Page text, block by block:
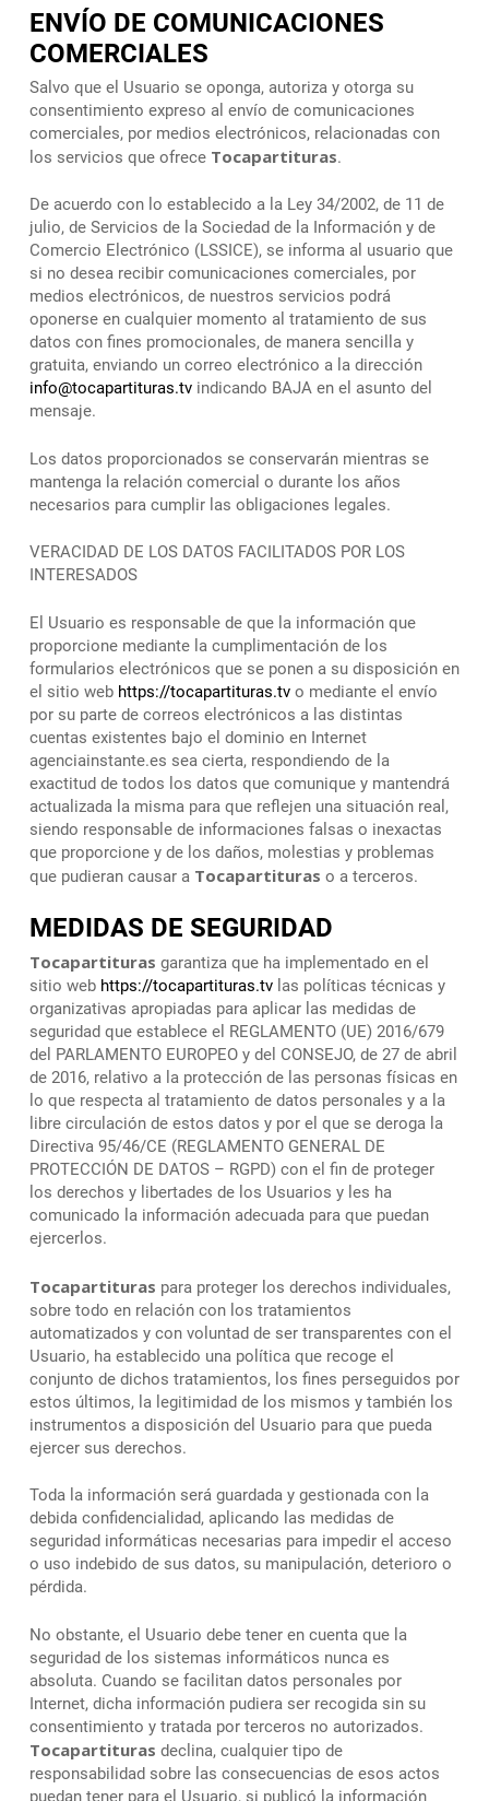
ENVÍO DE COMUNICACIONES
COMERCIALES
Salvo que el Usuario se oponga, autoriza y otorga su
consentimiento expreso al envío de comunicaciones
comerciales, por medios electrónicos, relacionadas con
los servicios que ofrece Tocapartituras.
De acuerdo con lo establecido a la Ley 34/2002, de 11 de
julio, de Servicios de la Sociedad de la Información y de
Comercio Electrónico (LSSICE), se informa al usuario que
si no desea recibir comunicaciones comerciales, por
medios electrónicos, de nuestros servicios podrá
oponerse en cualquier momento al tratamiento de sus
datos con fines promocionales, de manera sencilla y
gratuita, enviando un correo electrónico a la dirección
info@tocapartituras.tvindicando BAJA en el asunto del
mensaje.
Los datos proporcionados se conservarán mientras se
mantenga la relación comercial o durante los años
necesarios para cumplir las obligaciones legales.
VERACIDAD DE LOS DATOS FACILITADOS POR LOS
INTERESADOS
El Usuario es responsable de que la información que
proporcione mediante la cumplimentación de los
formularios electrónicos que se ponen a su disposición en
el sitio web https://tocapartituras.tvo mediante el envío
por su parte de correos electrónicos a las distintas
cuentas existentes bajo el dominio en Internet
agenciainstante.es sea cierta, respondiendo de la
exactitud de todos los datos que comunique y mantendrá
actualizada la misma para que reflejen una situación real,
siendo responsable de informaciones falsas o inexactas
que proporcione y de los daños, molestias y problemas
que pudieran causar a Tocapartituras o a terceros.
MEDIDAS DE SEGURIDAD
Tocapartituras garantiza que ha implementado en el
sitio web https://tocapartituras.tvlas políticas técnicas y
organizativas apropiadas para aplicar las medidas de
seguridad que establece el REGLAMENTO (UE) 2016/679
del PARLAMENTO EUROPEO y del CONSEJO, de 27 de abril
de 2016, relativo a la protección de las personas físicas en
lo que respecta al tratamiento de datos personales y a la
libre circulación de estos datos y por el que se deroga la
Directiva 95/46/CE (REGLAMENTO GENERAL DE
PROTECCIÓN DE DATOS – RGPD) con el fin de proteger
los derechos y libertades de los Usuarios y les ha
comunicado la información adecuada para que puedan
ejercerlos.
Tocapartituras para proteger los derechos individuales,
sobre todo en relación con los tratamientos
automatizados y con voluntad de ser transparentes con el
Usuario, ha establecido una política que recoge el
conjunto de dichos tratamientos, los fines perseguidos por
estos últimos, la legitimidad de los mismos y también los
instrumentos a disposición del Usuario para que pueda
ejercer sus derechos.
Toda la información será guardada y gestionada con la
debida confidencialidad, aplicando las medidas de
seguridad informáticas necesarias para impedir el acceso
o uso indebido de sus datos, su manipulación, deterioro o
pérdida.
No obstante, el Usuario debe tener en cuenta que la
seguridad de los sistemas informáticos nunca es
absoluta. Cuando se facilitan datos personales por
Internet, dicha información pudiera ser recogida sin su
consentimiento y tratada por terceros no autorizados.
Tocapartituras declina, cualquier tipo de
responsabilidad sobre las consecuencias de esos actos
puedan tener para el Usuario, si publicó la información